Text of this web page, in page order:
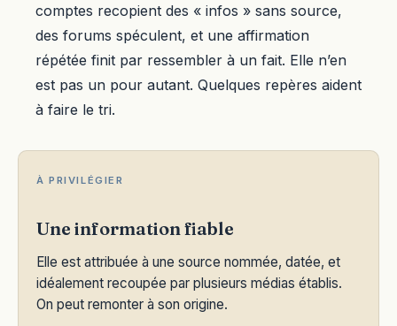
comptes recopient des « infos » sans source,
des forums spéculent, et une affirmation
répétée finit par ressembler à un fait. Elle n’en
est pas un pour autant. Quelques repères aident
à faire le tri.
À PRIVILÉGIER
Une information fiable
Elle est attribuée à une source nommée, datée, et
idéalement recoupée par plusieurs médias établis.
On peut remonter à son origine.